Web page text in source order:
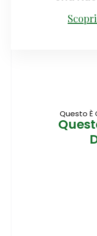
Questo È